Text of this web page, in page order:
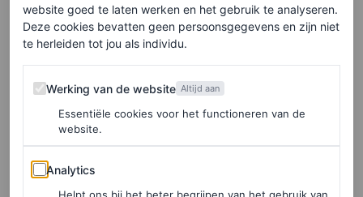
Chanel
website goed te laten werken en het gebruik te analyseren.
Deze cookies bevatten geen persoonsgegevens en zijn niet
te herleiden tot jou als individu.
Werking van de website
Werking van de website Altijd aan
Essentiële cookies voor het functioneren van de
website.
Analytics
Analytics